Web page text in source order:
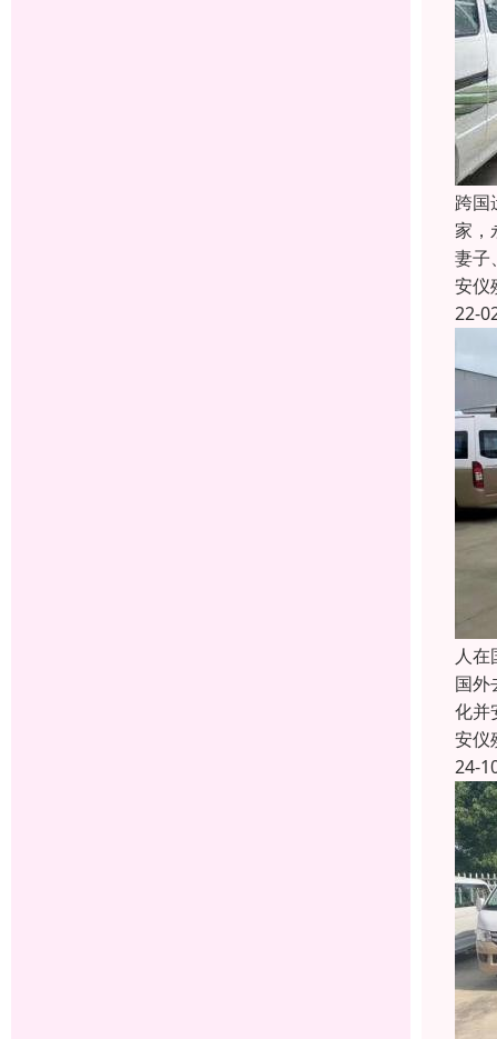
跨国
家，
妻子
安仪
22-
人
国外
化并
安仪
24-